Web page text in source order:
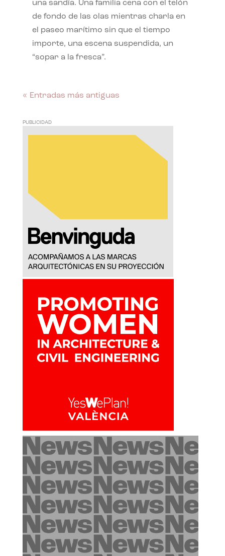
una sandía. Una familia cena con el telón
de fondo de las olas mientras charla en
el paseo marítimo sin que el tiempo
importe, una escena suspendida, un
“sopar a la fresca”.
« Entradas más antiguas
PUBLICIDAD